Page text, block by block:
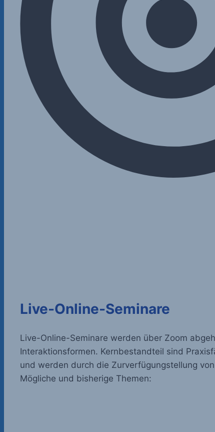
Live-Online-Seminare
Live-Online-Seminare werden über Zoom
Interaktionsformen. Kernbestandteil sind
und werden durch die Zurverfügungstellung
Mögliche und bisherige Themen: